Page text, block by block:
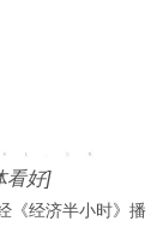
看好]
《经济半小时》播